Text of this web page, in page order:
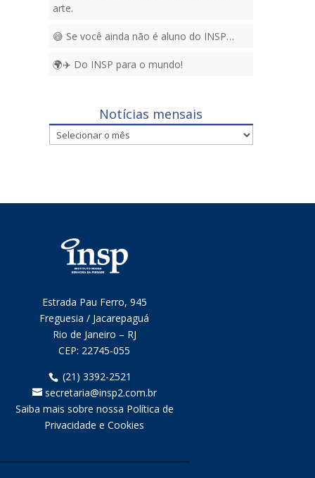
arte.
😅 Se você ainda não é aluno do INSP…
🌍✈️ Do INSP para o mundo!
Notícias mensais
Notícias
mensais
Estrada Pau Ferro, 945
Freguesia / Jacarepaguá
Rio de Janeiro – RJ
CEP: 22745-055
(21) 3392-2521
secretaria@insp2.com.br
Saiba mais sobre nossa Política de
Privacidade e Cookies